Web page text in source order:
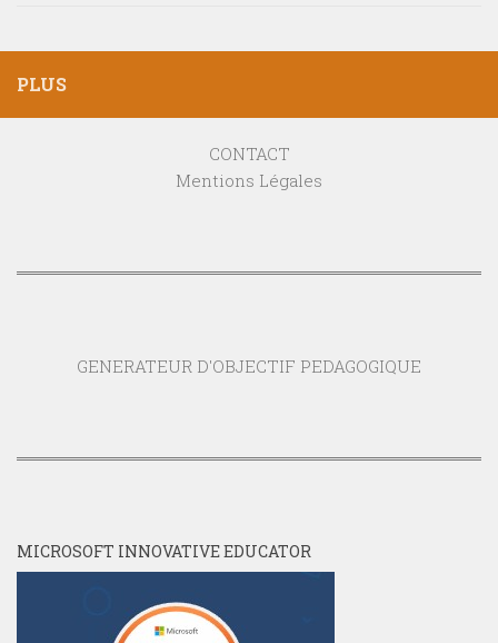
PLUS
CONTACT
Mentions Légales
GENERATEUR D'OBJECTIF PEDAGOGIQUE
MICROSOFT INNOVATIVE EDUCATOR